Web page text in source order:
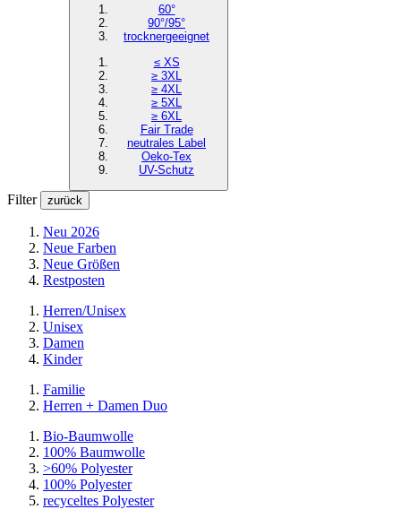
60°
90°/95°
trocknergeeignet
≤ XS
≥ 3XL
≥ 4XL
≥ 5XL
≥ 6XL
Fair Trade
neutrales Label
Oeko-Tex
UV-Schutz
Filter zurück
Neu 2026
Neue Farben
Neue Größen
Restposten
Herren/Unisex
Unisex
Damen
Kinder
Familie
Herren + Damen Duo
Bio-Baumwolle
100% Baumwolle
>60% Polyester
100% Polyester
recyceltes Polyester